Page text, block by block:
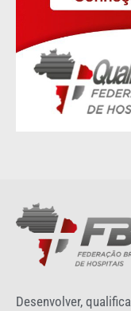
Desenvolver,